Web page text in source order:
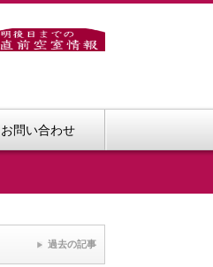
お問い合わせ
過去の記事